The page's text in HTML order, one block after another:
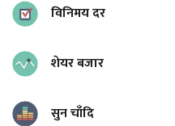
विनिमय दर
शेयर बजार
सुन चाँदि